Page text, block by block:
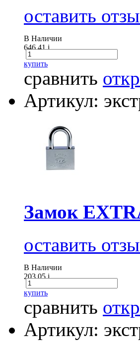
оставить
В Наличии
646.41i
купить
сравнить
Артикул:
Замок
оставить
В Наличии
203.05i
купить
сравнить
Артикул: